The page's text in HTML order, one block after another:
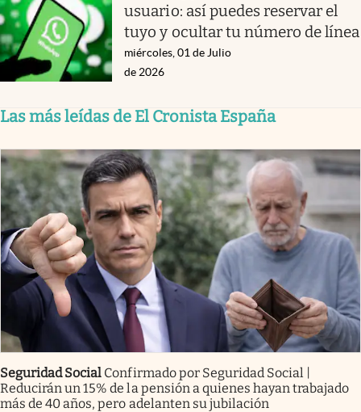
usuario: así puedes reservar el
tuyo y ocultar tu número de línea
miércoles, 01 de Julio
de 2026
Las más leídas de El Cronista España
Seguridad Social Confirmado por Seguridad Social |
Reducirán un 15% de la pensión a quienes hayan trabajado
más de 40 años, pero adelanten su jubilación